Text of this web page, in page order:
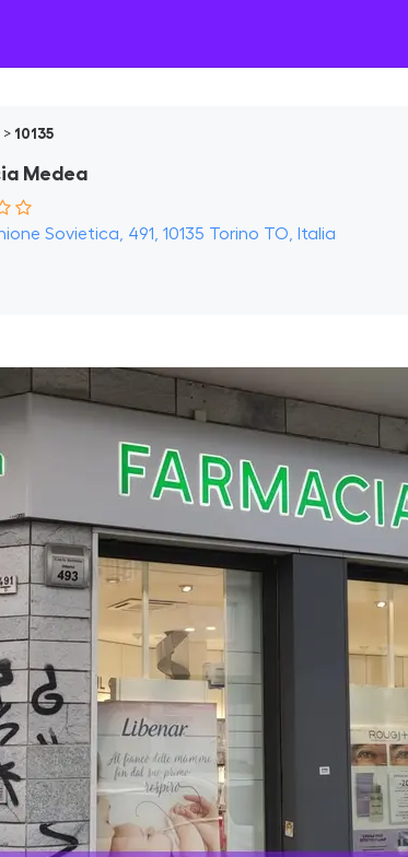
> 10135
Medea
Sovietica, 491, 10135 Torino TO, Italia